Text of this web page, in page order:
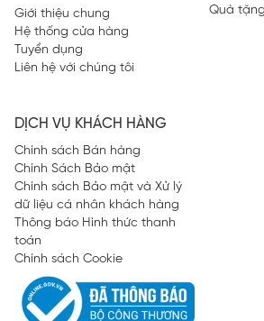
Giới thiệu chung
Hệ thống cửa hàng
Tuyển dụng
Liên hệ với chúng tôi
Quà
DỊCH VỤ KHÁCH HÀNG
Chính sách Bán hàng
Chính Sách Bảo mật
Chính sách Bảo mật và Xử lý
dữ liệu cá nhân khách hàng
Thông báo Hình thức thanh
toán
Chính sách Cookie